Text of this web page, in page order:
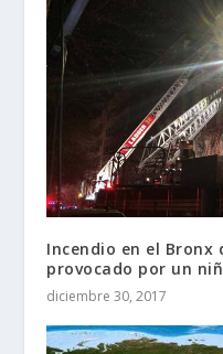
Incendio en el Bronx
provocado por un
diciembre 30, 2017